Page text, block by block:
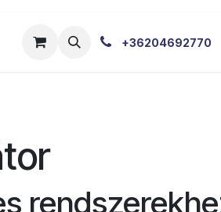
Szakértői Blog+36204692770